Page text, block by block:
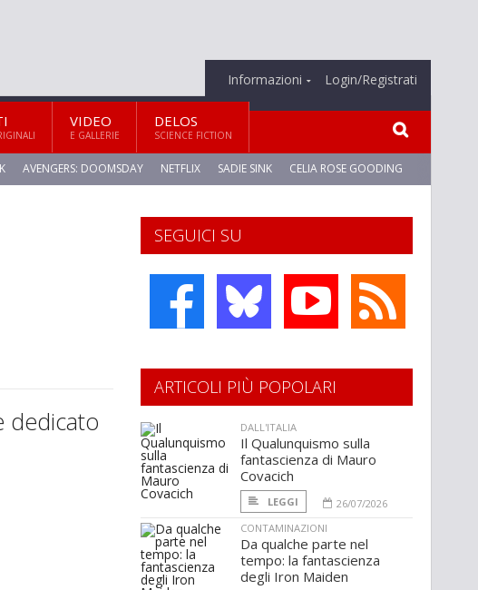
Informazioni Login/Registrati
VIDEO
E GALLERIE
DELOS
SCIENCE FICTION
AVENGERS: DOOMSDAY NETFLIX SADIE SINK CELIA ROSE GOODING
dedicato
SEGUICI SU
ARTICOLI PIÙ POPOLARI
DALL'ITALIA
Il Qualunquismo sulla
fantascienza di Mauro
Covacich
LEGGI
26/07/2026
CONTAMINAZIONI
Da qualche parte nel
tempo: la fantascienza
degli Iron Maiden